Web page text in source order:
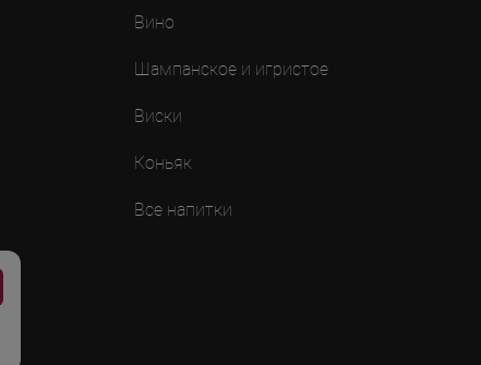
Вино
Шампанское и игристое
Виски
Коньяк
Все напитки